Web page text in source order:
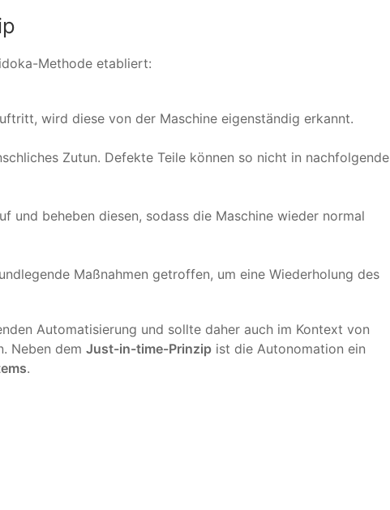
Methode etabliert:
wird diese von der Maschine eigenständig erkannt.
Zutun. Defekte Teile können so nicht in nachfolgende
und beheben diesen, sodass die Maschine wieder normal
Maßnahmen getroffen, um eine Wiederholung des
Automatisierung und sollte daher auch im Kontext von
Neben dem Just-in-time-Prinzip ist die Autonomation ein
.